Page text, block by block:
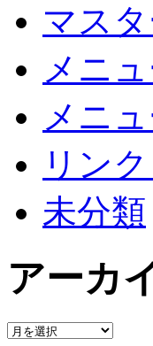
マス
メニ
メニ
リン
未分類
アーカ